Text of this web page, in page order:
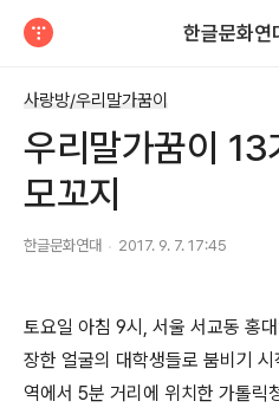
한글문화연
사랑방/우리말가꿈이
우리말가꿈이 13
모꼬지
한글문화연대 2017. 9. 7. 17:45
토요일 아침 9시, 서울 서교동 홍
장한 얼굴의 대학생들로 붐비기
역에서 5분 거리에 위치한 가톨릭